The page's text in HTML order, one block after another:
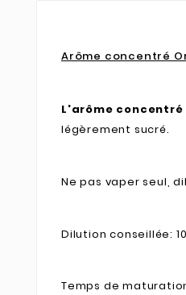
Arôme concentré
L'arôme
légèrement sucré.
Ne pas vaper seul,
Dilution conseillée:
Temps de